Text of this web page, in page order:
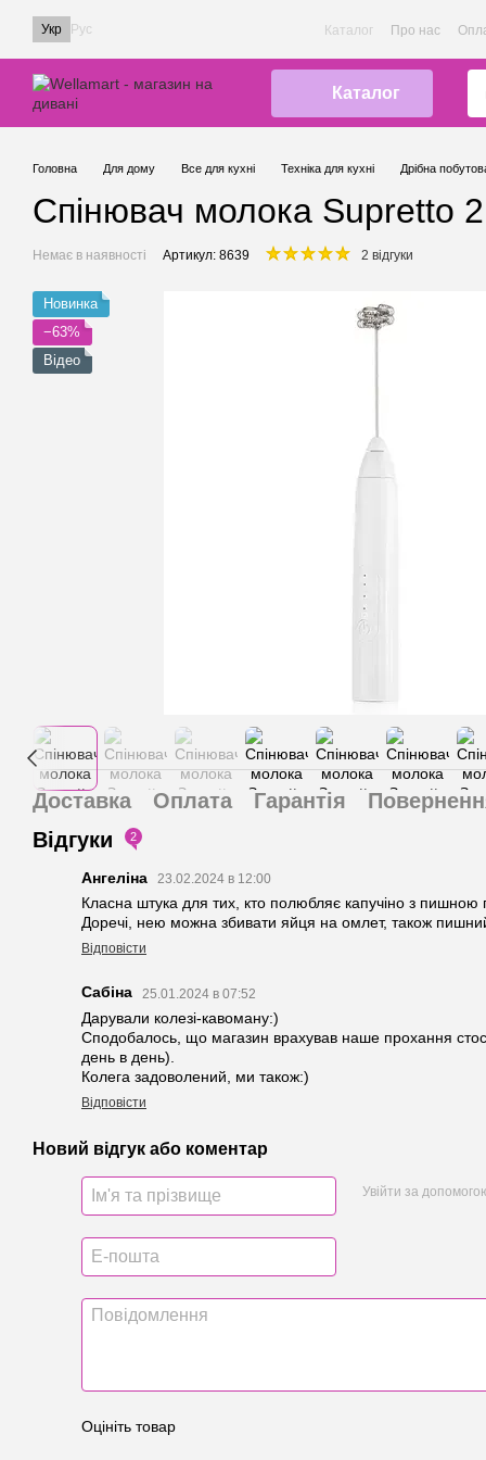
Перейти до основного контенту
Укр Рус Каталог Про нас
Каталог
Головна Для дому Все для кухні Техніка для кухні Дрібна
Спінювач молока Supretto
Немає в наявності Артикул: 8639 2 відгуки
Новинка
−63%
Відео
Доставка Оплата Гарантія
Відгуки
2
Ангеліна 23.02.2024 в 12:00
Класна штука для тих, кто полюбляє капучіно з пишною
Доречі, нею можна збивати яйця на омлет, також
Відповісти
Сабіна 25.01.2024 в 07:52
Дарували колезі-кавоману:)
Сподобалось, що магазин врахував наше прохання
день в день).
Колега задоволений, ми також:)
Відповісти
Новий відгук або коментар
Увійти за
Оцініть товар